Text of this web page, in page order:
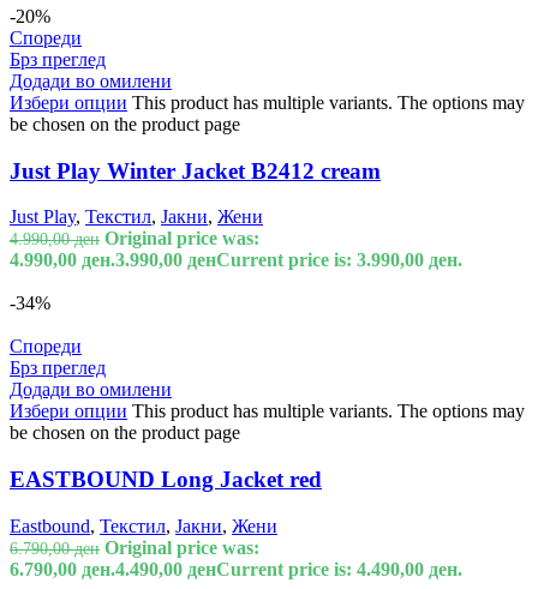
-20%
Спореди
Брз преглед
Додади во омилени
Избери опции This product has multiple variants. The options may
be chosen on the product page
Just Play Winter Jacket B2412 cream
Just Play, Текстил, Јакни, Жени
4.990,00ден Original price was:
4.990,00 ден.3.990,00 денCurrent price is: 3.990,00 ден.
-34%
Спореди
Брз преглед
Додади во омилени
Избери опции This product has multiple variants. The options may
be chosen on the product page
EASTBOUND Long Jacket red
Eastbound, Текстил, Јакни, Жени
6.790,00ден Original price was:
6.790,00 ден.4.490,00 денCurrent price is: 4.490,00 ден.